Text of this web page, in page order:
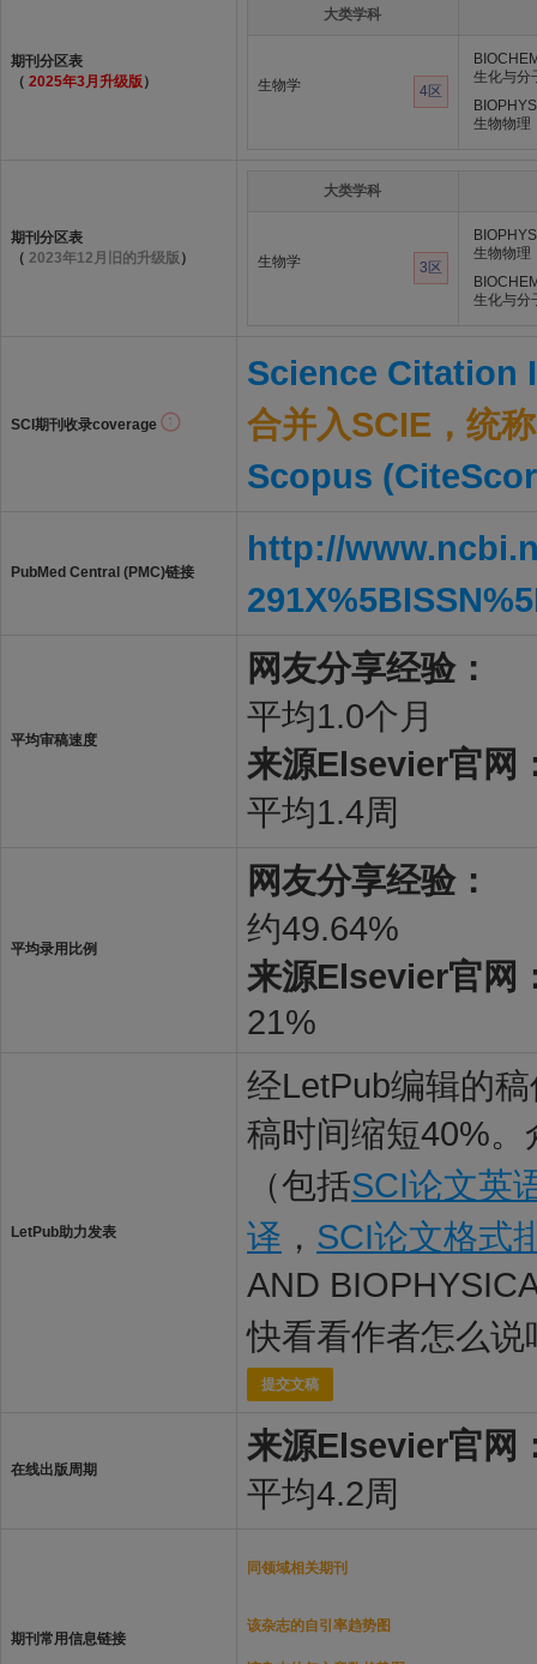
期刊分区表
（ 2025年3月升级版 ）
大类学科
生物学 4区
生化与分
生物物理
期刊分区表
（ 2023年12月旧的升级版 ）
大类学科
生物学 3区
生物物理
生化与分
SCI期刊收录coverage
Science Citation
合并入SCIE，统
Scopus
PubMed Central (PMC)链接
http://
平均审稿速度
网友分享经验：
平均1.0个月
来源Elsevier官网
平均1.4周
平均录用比例
网友分享经验：
约49.64%
来源Elsevier官网
21%
LetPub助力发表
经LetPub编辑的
稿时间缩短40%
（包括SCI论文英
译 ， SCI论文格式
AND
快看看作者怎么说
提交文稿
在线出版周期
来源Elsevier官网
平均4.2周
期刊常用信息链接
同领域相关期刊
该杂志的自引率趋势图